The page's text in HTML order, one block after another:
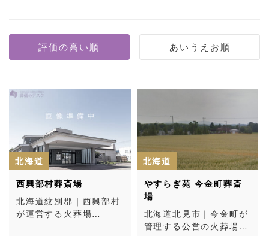
北海道
西興部村葬斎場
北海道紋別郡｜西興部村
が運営する火葬場…
北海道
やすらぎ苑 今金町葬斎
場
北海道北見市｜今金町が
管理する公営の火葬場…